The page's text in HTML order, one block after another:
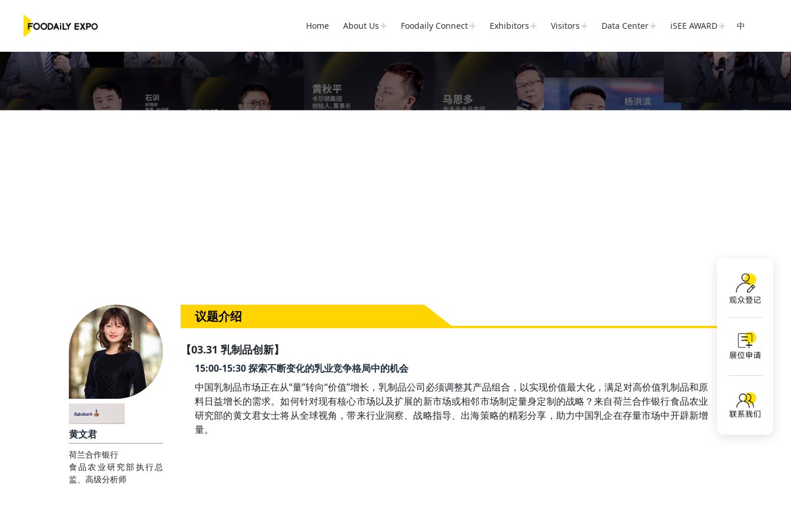
Home About Us Foodaily Connect Exhibitors Visitors Data Center iSEE AWARD 中
黄文君
荷兰合作银行
食品农业研究部执行总
监、高级分析师
议题介绍
【03.31 乳制品创新】
15:00-15:30 探索不断变化的乳业竞争格局中的机会
中国乳制品市场正在从“量”转向“价值”增长，乳制品公司必须调整其产品组合，以实现价值最大化，满足对高价值乳制品和原
料日益增长的需求。如何针对现有核心市场以及扩展的新市场或相邻市场制定量身定制的战略？来自荷兰合作银行食品农业
研究部的黄文君女士将从全球视角，带来行业洞察、战略指导、出海策略的精彩分享，助力中国乳企在存量市场中开辟新增
量。